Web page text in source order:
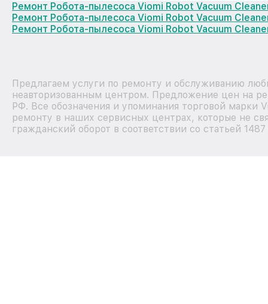
Ремонт Робота-пылесоса Viomi Robot Vacuum
Ремонт Робота-пылесоса Viomi Robot Vacuum
Ремонт Робота-пылесоса Viomi Robot Vacuum
Предлагаем услуги по ремонту и обслуживанию
неавторизованным центром. Предложение цен на
РФ. Все обозначения и упоминания торговой марки
ремонту в наших сервисных центрах, которые не
гражданский оборот в соответствии со статьей